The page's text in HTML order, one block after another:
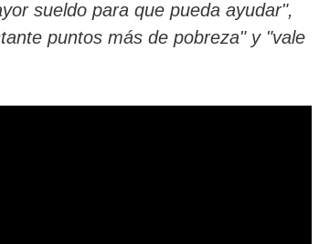
sueldo para que pueda ayudar",
puntos más de pobreza" y "vale